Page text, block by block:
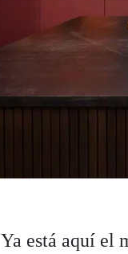
Ya está aquí el